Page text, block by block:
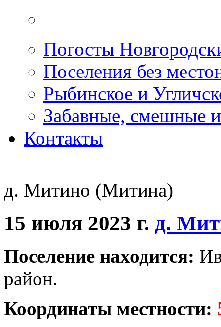
Погосты
Поселения без
Рыбинское и
Забавные, смешные
Контакты
д. Митино (Митина)
15 июля 2023 г. д.
Поселение находится:
район.
Координаты местности: